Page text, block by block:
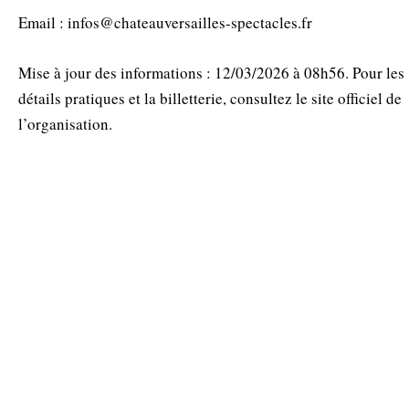
Email : infos@chateauversailles-spectacles.fr
Mise à jour des informations : 12/03/2026 à 08h56. Pour les
détails pratiques et la billetterie, consultez le site officiel de
l’organisation.